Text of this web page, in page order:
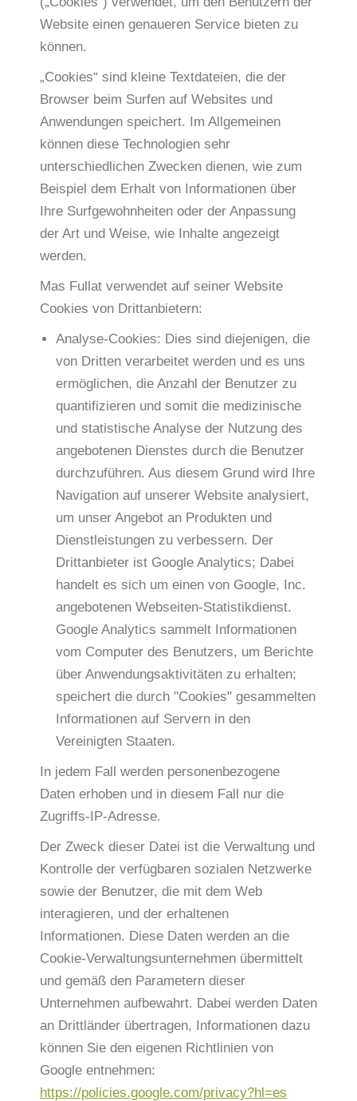
Website einen genaueren Service bieten zu
können.
„Cookies“ sind kleine Textdateien, die der
Browser beim Surfen auf Websites und
Anwendungen speichert. Im Allgemeinen
können diese Technologien sehr
unterschiedlichen Zwecken dienen, wie zum
Beispiel dem Erhalt von Informationen über
Ihre Surfgewohnheiten oder der Anpassung
der Art und Weise, wie Inhalte angezeigt
werden.
Mas Fullat verwendet auf seiner Website
Cookies von Drittanbietern:
Analyse-Cookies: Dies sind diejenigen, die
von Dritten verarbeitet werden und es uns
ermöglichen, die Anzahl der Benutzer zu
quantifizieren und somit die medizinische
und statistische Analyse der Nutzung des
angebotenen Dienstes durch die Benutzer
durchzuführen. Aus diesem Grund wird Ihre
Navigation auf unserer Website analysiert,
um unser Angebot an Produkten und
Dienstleistungen zu verbessern. Der
Drittanbieter ist Google Analytics; Dabei
handelt es sich um einen von Google, Inc.
angebotenen Webseiten-Statistikdienst.
Google Analytics sammelt Informationen
vom Computer des Benutzers, um Berichte
über Anwendungsaktivitäten zu erhalten;
speichert die durch "Cookies" gesammelten
Informationen auf Servern in den
Vereinigten Staaten.
In jedem Fall werden personenbezogene
Daten erhoben und in diesem Fall nur die
Zugriffs-IP-Adresse.
Der Zweck dieser Datei ist die Verwaltung und
Kontrolle der verfügbaren sozialen Netzwerke
sowie der Benutzer, die mit dem Web
interagieren, und der erhaltenen
Informationen. Diese Daten werden an die
Cookie-Verwaltungsunternehmen übermittelt
und gemäß den Parametern dieser
Unternehmen aufbewahrt. Dabei werden Daten
an Drittländer übertragen, Informationen dazu
können Sie den eigenen Richtlinien von
Google entnehmen:
https://policies.google.com/privacy?hl=es